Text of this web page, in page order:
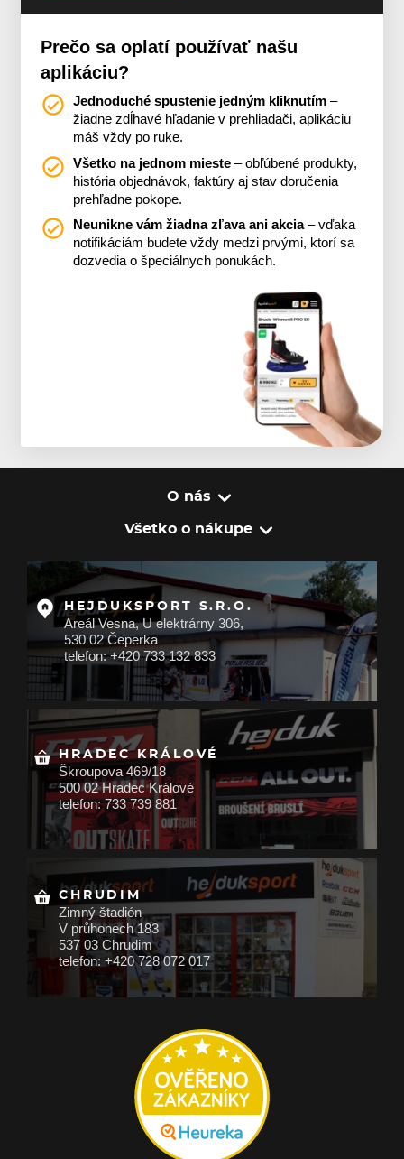
Prečo sa oplatí používať našu
aplikáciu?
Jednoduché spustenie jedným kliknutím –
žiadne zdĺhavé hľadanie v prehliadači, aplikáciu
máš vždy po ruke.
Všetko na jednom mieste – obľúbené produkty,
história objednávok, faktúry aj stav doručenia
prehľadne pokope.
Neunikne vám žiadna zľava ani akcia– vďaka
notifikáciám budete vždy medzi prvými, ktorí sa
dozvedia o špeciálnych ponukách.
O nás
Všetko o nákupe
HEJDUKSPORT S.R.O.
Areál Vesna, U elektrárny 306,
530 02 Čeperka
telefon: +420 733 132 833
HRADEC KRÁLOVÉ
Škroupova 469/18
500 02 Hradec Králové
telefon: 733 739 881
CHRUDIM
Zimný štadión
V průhonech 183
537 03 Chrudim
telefon: +420 728 072 017